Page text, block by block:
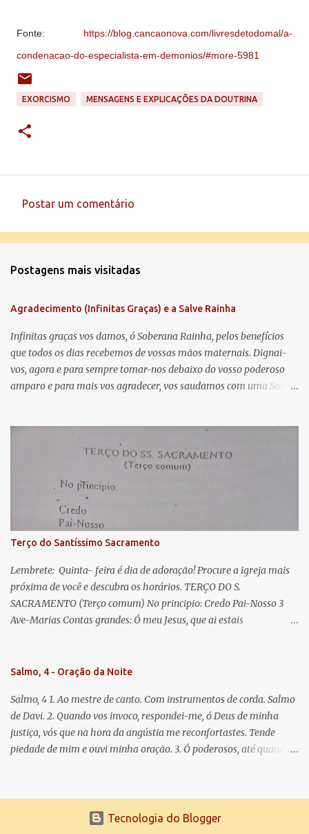
Fonte: https://blog.cancaonova.com/livresdetodomal/a-
condenacao-do-especialista-em-demonios/#more-5981
EXORCISMO MENSAGENS E EXPLICAÇÕES DA DOUTRINA
e
t
á
r
i
o
Postar um comentário
Postagens mais visitadas
Agradecimento (Infinitas Graças) e a Salve Rainha
Infinitas graças vos damos, ó Soberana Rainha, pelos benefícios
que todos os dias recebemos de vossas mãos maternais. Dignai-
vos, agora e para sempre tomar-nos debaixo do vosso poderoso
amparo e para mais vos agradecer, vos saudamos com uma Salve
lágrimas. Eia, pois, Advogada nossa, estes vossos olhos
misericordiosos a nós volvei, e depois deste desterro, mostrai-nos
Jesus. Bendito é o fruto do vosso ventre, ó clemente, ó piedosa, ó
doce e sempre Virgem Maria. Rogai por nós Santa Mãe de Deus.
Para que sejamos dignos das promessas de Cristo. Amém.
Terço do Santíssimo Sacramento
Lembrete: Quinta- feira é dia de adoração! Procure a igreja mais
próxima de você e descubra os horários. TERÇO DO S.
SACRAMENTO (Terço comum) No principio: Credo Pai-Nosso 3
Ave-Marias Contas grandes: Ó meu Jesus, que ai estais
Vós morra eu! Nas contas pequenas: Sacramento de Amor!
que nos salva, dá-nos Vossa força, Vosso perdão e a Vossa
misericórdia. (no fim) Rezar 3 vezes: Louvores e graças se deem a
cada momento ao Santíssimo e Diviníssimo Sacramento.
Salmo, 4 - Oração da Noite
Salmo, 4 1. Ao mestre de canto. Com instrumentos de corda. Salmo
de Davi. 2. Quando vos invoco, respondei-me, ó Deus de minha
justiça, vós que na hora da angústia me reconfortastes. Tende
piedade de mim e ouvi minha oração. 3. Ó poderosos, até quando
o Senhor me ouviu quando o invoquei. 5. Tremei, mas sem pecar;
refleti em vossos corações, quando estiverdes em vossos leitos, e
Tecnologia do Blogger